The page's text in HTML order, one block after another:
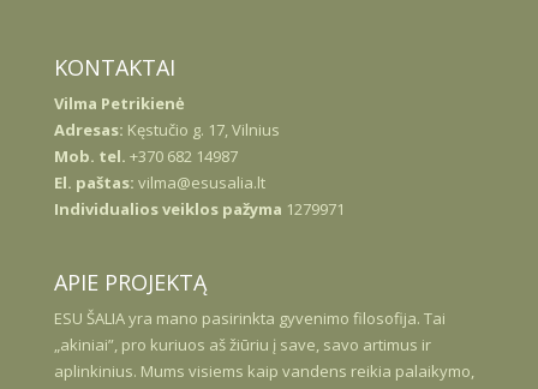
KONTAKTAI
Vilma Petrikienė
Adresas: Kęstučio g. 17, Vilnius
Mob. tel. +370 682 14987
El. paštas: vilma@esusalia.lt
Individualios veiklos pažyma 1279971
APIE PROJEKTĄ
ESU ŠALIAyra mano pasirinkta gyvenimo filosofija. Tai
„akiniai”, pro kuriuos aš žiūriu į save, savo artimus ir
aplinkinius. Mums visiems kaip vandens reikia palaikymo,